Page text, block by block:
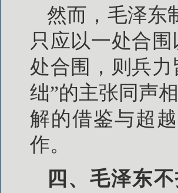
然而，毛泽东
只应以一处合
处合围，则兵
绌”的主张同声
解的借鉴与超
作。
四、毛泽东